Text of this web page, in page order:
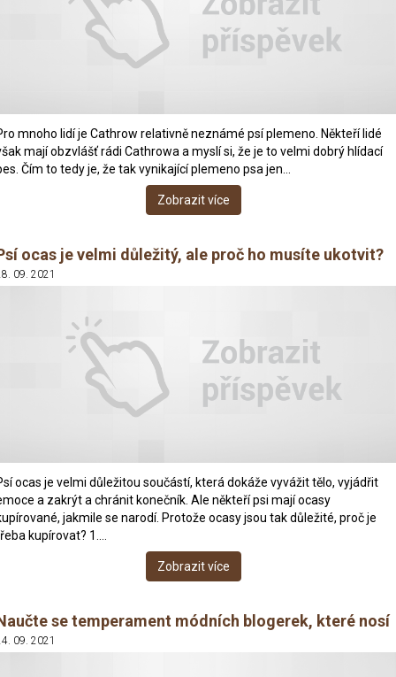
mnoho lidí je Cathrow relativně neznámé psí plemeno. Někteří lidé
mají obzvlášť rádi Cathrowa a myslí si, že je to velmi dobrý hlídací
Čím to tedy je, že tak vynikající plemeno psa jen…
Zobrazit více
ocas je velmi důležitý, ale proč ho musíte ukotvit?
09. 2021
ocas je velmi důležitou součástí, která dokáže vyvážit tělo, vyjádřit
a zakrýt a chránit konečník. Ale někteří psi mají ocasy
jakmile se narodí. Protože ocasy jsou tak důležité, proč je
kupírovat? 1.…
Zobrazit více
se temperament módních blogerek, které nosí
09. 2021